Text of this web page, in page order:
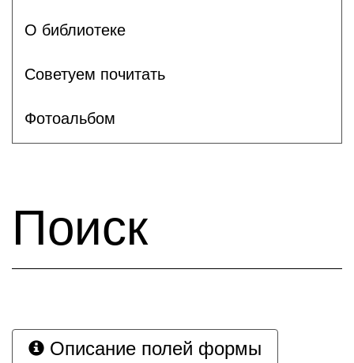
О библиотеке
Советуем почитать
Фотоальбом
Поиск
Описание полей формы